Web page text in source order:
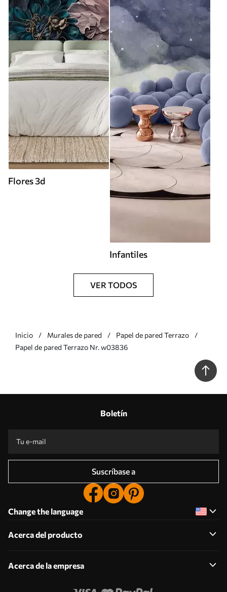
Flores 3d
Infantiles
VER TODOS
Inicio Murales de pared
Papel de pared Terrazo
Papel de pared Terrazo Nr. w03836
Boletín
Suscríbase a
Change the language
Acerca del producto
Acerca de la empresa